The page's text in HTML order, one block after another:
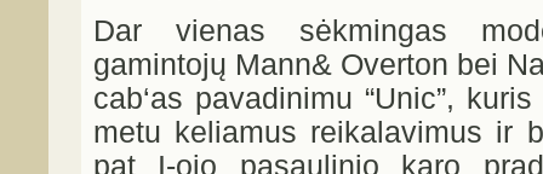
Dar vienas sėkmingas
gamintojų Mann& Overton bei
cab‘as pavadinimu “Unic”,
metu keliamus reikalavimus ir
pat I-ojo pasaulinio karo